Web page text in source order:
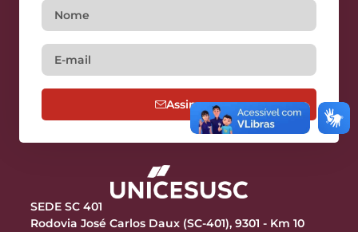
Assine
SEDE SC 401
Rodovia José Carlos Daux (SC-401), 9301 - Km 10